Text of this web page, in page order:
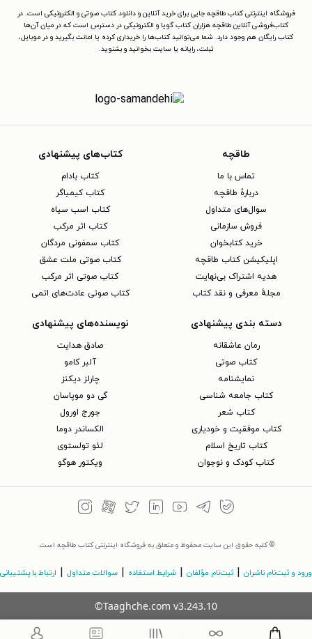
فروشگاه اینترنتی کتاب طاقچه جایی برای خرید آنلاین و دانلود کتاب صوتی و الکترونیکی است. در
کتاب‌فروشی آنلاین طاقچه هزاران کتاب گویا و الکترونیکی در دسترس است که در میان آن‌ها
کتاب رایگان هم وجود دارد. شما می‌توانید کتاب‌ها را خریداری کرده یا امانت بگیرید و در موبایل،
تبلت، رایانه یا سایت بخوانید و بشنوید.
طاقچه
تماس با ما
دربارهٔ طاقچه
سوال‌های متداول
فروش سازمانی
خرید کتابخوان
اپلیکیشن کتاب طاقچه
هدیه اشتراک بی‌نهایت
مجلهٔ معرفی و نقد کتاب
کتاب‌های پیشنهادی
کتاب بادام
کتاب کیمیاگر
کتاب اسب سیاه
کتاب اثر مرکب
کتاب سمفونی مردگان
کتاب صوتی ملت عشق
کتاب صوتی اثر مرکب
کتاب صوتی عادت‌های اتمی
دسته بندی پیشنهادی
رمان عاشقانه
کتاب‌ صوتی
نمایشنامه
کتاب جامعه شناسی
کتاب شعر
کتاب موفقیت و خودیاری
کتاب تاریخ اسلام
کتاب کودک و نوجوان
نویسنده‌های پیشنهادی
صادق هدایت
آلبر کامو
چارلز دیکنز
گی دو موپاسان
جورج اورول
الکساندر دوما
لئو تولستوی
ویکتور هوگو
© کلیه حقوق این سایت محفوظ و متعلق به فروشگاه اینترنتی کتاب طاقچه است.
ورود و ثبت‌نام ناشران ثبت‌نام مؤلفان شرایط استفاده سوالات متداول ارتباط با پشتیبانی
©Taaghche.com v3.243.10